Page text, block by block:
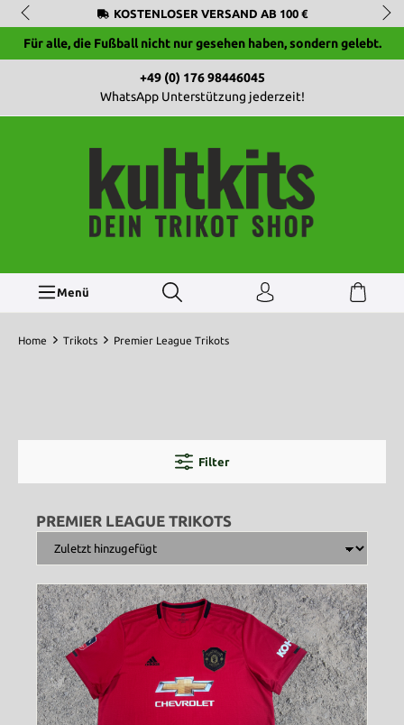
KOSTENLOSER VERSAND AB 100 €
Für alle, die Fußball nicht nur gesehen haben, sondern gelebt.
+49 (0) 176 98446045
WhatsApp Unterstützung jederzeit!
Menü
Home Trikots Premier League Trikots
Filter
PREMIER LEAGUE TRIKOTS